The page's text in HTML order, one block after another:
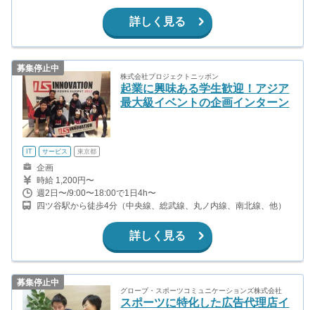
詳しく見る
募集停止中
株式会社プロジェクトニッポン
起業に興味ある学生歓迎！アジア
最大級イベントの企画インターン
IT サービス 東京都
企画
時給 1,200円〜
週2日〜/9:00〜18:00で1日4h〜
四ツ谷駅から徒歩4分（中央線、総武線、丸ノ内線、南北線、他）
詳しく見る
募集停止中
グローブ・スポーツコミュニケーションズ株式会社
スポーツに特化した広告代理店イ